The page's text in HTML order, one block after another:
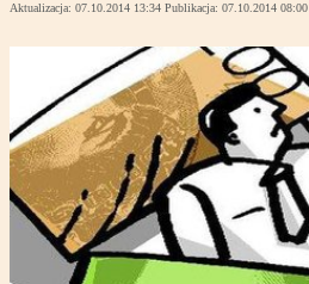
Aktualizacja: 07.10.2014 13:34 Publikacja: 07.10.2014 08:00